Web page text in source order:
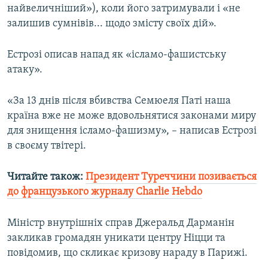
Усі сайти RFE/RL
найвеличніший»), коли його затримували і «не
залишив сумнівів... щодо змісту своїх дій».
Естрозі описав напад як «ісламо-фашистську
атаку».
«За 13 днів після вбивства Семюеля Паті наша
країна вже не може вдовольнятися законами миру
для знищення ісламо-фашизму», – написав Естрозі
в своєму твітері.
Читайте також: Президент Туреччини позивається
до французького журналу Charlie Hebdo
Міністр внутрішніх справ Джеральд Дарманін
закликав громадян уникати центру Ніцци та
повідомив, що скликає кризову нараду в Парижі.